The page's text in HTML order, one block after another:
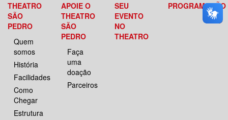
THEATRO
SÃO
PEDRO
Quem
somos
História
Facilidades
Como
Chegar
Estrutura
APOIE O
THEATRO
SÃO
PEDRO
Faça
uma
doação
Parceiros
SEU
EVENTO
NO
THEATRO
PROGRAMAÇÃO